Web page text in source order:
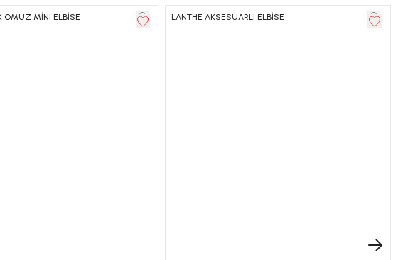
OMUZ MİNİ ELBİSE LANTHE AKSESUARLI ELBİSE